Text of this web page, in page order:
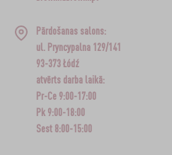
Pārdošanas salons:
ul. Pryncypalna 129/141
93-373 Łódź
atvērts darba laikā:
Pr-Ce 9:00-17:00
Pk 9:00-18:00
Sest 8:00-15:00